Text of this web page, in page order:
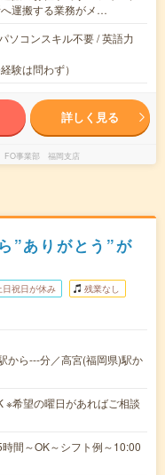
運搬する業務がメ…
ソコンスキル不要 / 英語力
験は問わず）
詳しく見る
FO事業部 福岡支店
”ありがとう”が
日祝日が休み 残業なし
から---分／高宮(福岡県)駅か
※希望の曜日があればご相談
間～OK～シフト例～10:00